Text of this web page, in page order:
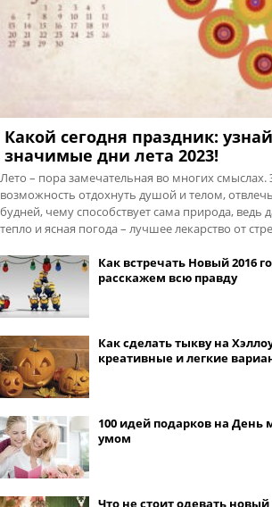
Какой сегодня праздник:
значимые дни лета 2023!
Лето – пора замечательная во многих смыслах.
возможность отдохнуть душой и телом,
будней, чему способствует сама природа, ведь
тепло и ясная погода – лучшее лекарство от
Как встречать Новый 2016
расскажем всю правду
Как сделать тыкву на
креативные и легкие
100 идей подарков на День
умом
Что не стоит одевать новый